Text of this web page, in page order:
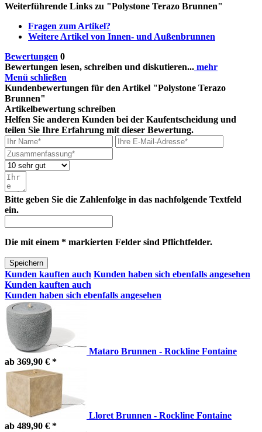
Weiterführende Links zu "Polystone Terazo Brunnen"
Fragen zum Artikel?
Weitere Artikel von Innen- und Außenbrunnen
Bewertungen 0
Bewertungen lesen, schreiben und diskutieren... mehr
Menü schließen
Kundenbewertungen für den Artikel "Polystone Terazo
Brunnen"
Artikelbewertung schreiben
Helfen Sie anderen Kunden bei der Kaufentscheidung und
teilen Sie Ihre Erfahrung mit dieser Bewertung.
Bitte geben Sie die Zahlenfolge in das nachfolgende Textfeld
ein.
Die mit einem * markierten Felder sind Pflichtfelder.
Speichern
Kunden kauften auch Kunden haben sich ebenfalls angesehen
Kunden kauften auch
Kunden haben sich ebenfalls angesehen
Mataro Brunnen - Rockline Fontaine
ab 369,90 € *
Lloret Brunnen - Rockline Fontaine
ab 489,90 € *